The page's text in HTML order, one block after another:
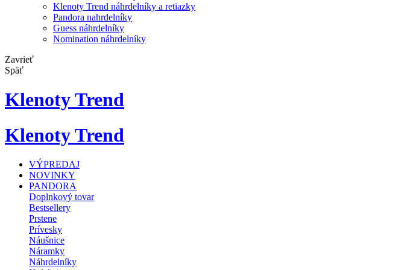
Klenoty Trend náhrdelníky a retiazky
Pandora nahrdelníky
Guess náhrdelníky
Nomination náhrdelníky
Zavrieť
Späť
Klenoty Trend
Klenoty Trend
VÝPREDAJ
NOVINKY
PANDORA
Doplnkový tovar
Bestsellery
Prstene
Prívesky
Náušnice
Náramky
Náhrdelníky